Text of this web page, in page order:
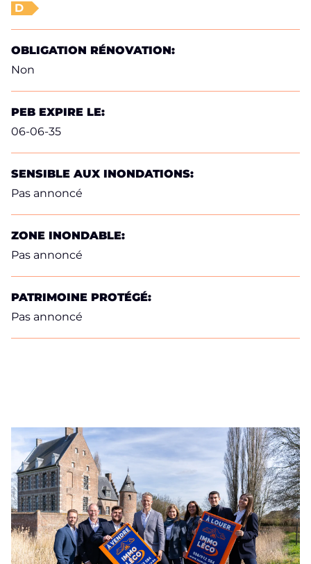
D
OBLIGATION RÉNOVATION:
Non
PEB EXPIRE LE:
06-06-35
SENSIBLE AUX INONDATIONS:
Pas annoncé
ZONE INONDABLE:
Pas annoncé
PATRIMOINE PROTÉGÉ:
Pas annoncé